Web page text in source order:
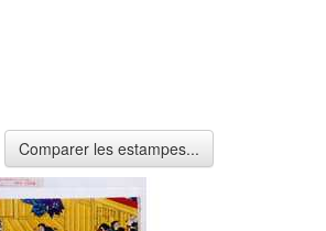
Comparer les estampes...